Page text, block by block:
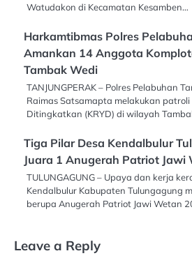
Watudakon di Kecamatan Kesamben…
Harkamtibmas Polres
Amankan 14 Anggota
Tambak Wedi
TANJUNGPERAK – Polres Pelabuhan
Raimas Satsamapta melakukan
Ditingkatkan (KRYD) di wilayah
Tiga Pilar Desa Kendalbulur
Juara 1 Anugerah Patriot Jawi
TULUNGAGUNG – Upaya dan kerja
Kendalbulur Kabupaten Tulungagung
berupa Anugerah Patriot Jawi Wetan
Leave a Reply